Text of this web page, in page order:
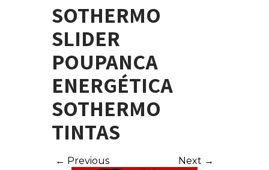
SOTHERMO
SLIDER
POUPANÇA
ENERGÉTICA
SOTHERMO
TINTAS
← Previous Next →